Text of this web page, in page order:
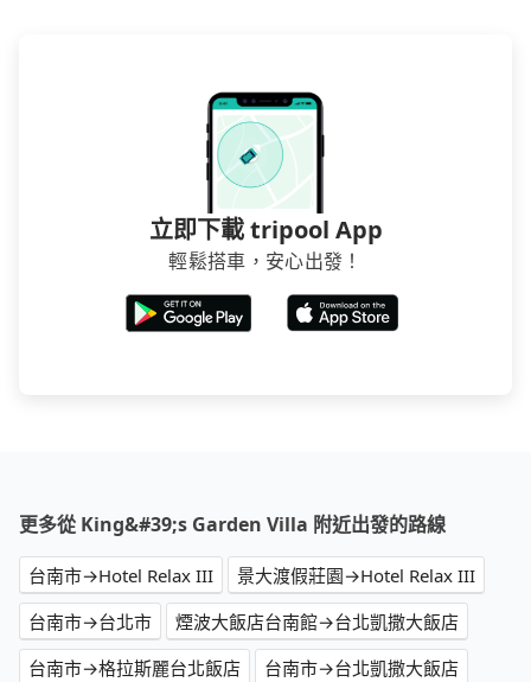
立即下載 tripool App
輕鬆搭車，安心出發！
更多從 King&#39;s Garden Villa 附近出發的路線
台南市→Hotel Relax III
景大渡假莊園→Hotel Relax III
台南市→台北市
煙波大飯店台南館→台北凱撒大飯店
台南市→格拉斯麗台北飯店
台南市→台北凱撒大飯店